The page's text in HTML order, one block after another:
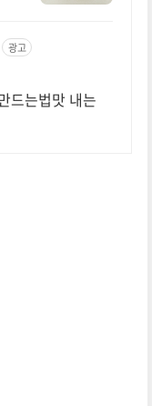
광고
드는법맛 내는